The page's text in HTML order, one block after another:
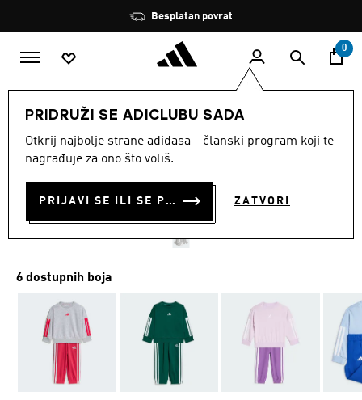
Zaustavi
rotaciju
Besplatan povrat
0
PRIDRUŽI SE ADICLUBU SADA
Otkrij najbolje strane adidasa - članski program koji te
nagrađuje za ono što voliš.
PRIJAVI SE ILI SE PRIDRUŽI SADA ZATVORI
Odjeća
DJEČJI KOMPLET
ESSENTIALS JOGGERS
6 dostupnih boja